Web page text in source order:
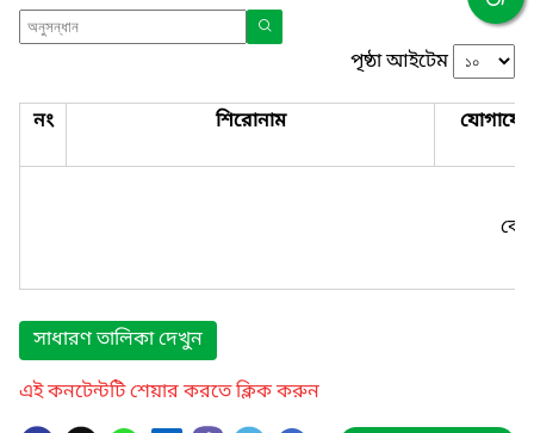
পৃষ্ঠা আইটেম
নং শিরোনাম
সাধারণ তালিকা দেখুন
এই কনটেন্টটি শেয়ার করতে ক্লিক করুন